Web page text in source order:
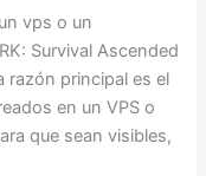
vps o un
Survival Ascended
razón principal es el
en un VPS o
que sean visibles,